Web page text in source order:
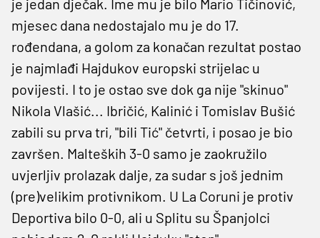
je jedan dječak. Ime mu je bilo Mario Tičinović,
mjesec dana nedostajalo mu je do 17.
rođendana, a golom za konačan rezultat postao
je najmlađi Hajdukov europski strijelac u
povijesti. I to je ostao sve dok ga nije "skinuo"
Nikola Vlašić... Ibričić, Kalinić i Tomislav Bušić
zabili su prva tri, "bili Tić" četvrti, i posao je bio
završen. Malteških 3-0 samo je zaokružilo
uvjerljiv prolazak dalje, za sudar s još jednim
(pre)velikim protivnikom. U La Coruni je protiv
Deportiva bilo 0-0, ali u Splitu su Španjolci